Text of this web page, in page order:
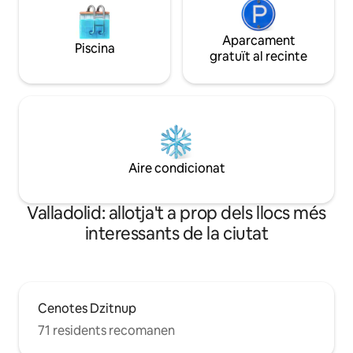
Piscina
Aparcament
gratuït al recinte
Aire condicionat
Valladolid: allotja't a prop dels llocs més
interessants de la ciutat
Cenotes Dzitnup
71 residents recomanen